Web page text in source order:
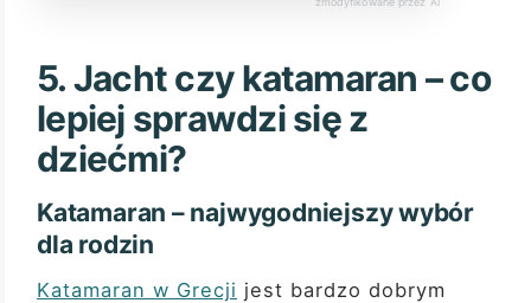
5. Jacht czy katamaran – co
lepiej sprawdzi się z
dziećmi?
Katamaran – najwygodniejszy wybór
dla rodzin
Katamaran w Grecji jest bardzo dobrym